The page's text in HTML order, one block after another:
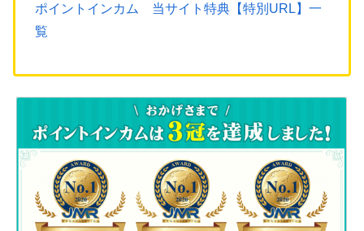
ポイントインカム 当サイト特典【特別URL】一
覧